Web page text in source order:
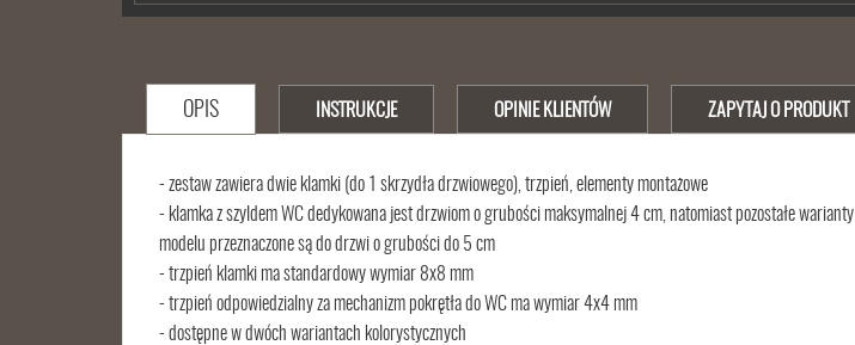
OPIS
- zestaw zawiera dwie klamki (do 1 skrzydła drzwiowego), trzpień, elementy montażowe
- klamka z szyldem WC dedykowana jest drzwiom o grubości maksymalnej 4 cm, natomiast pozostałe warianty
modelu przeznaczone są do drzwi o grubości do 5 cm
- trzpień klamki ma standardowy wymiar 8x8 mm
- trzpień odpowiedzialny za mechanizm pokrętła do WC ma wymiar 4x4 mm
- dostępne w dwóch wariantach kolorystycznych
INSTRUKCJE OPINIE KLIENTÓW ZAPYTAJ O PRODUKT